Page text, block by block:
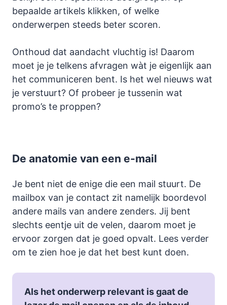
bepaalde artikels klikken, of welke
onderwerpen steeds beter scoren.
Onthoud dat aandacht vluchtig is! Daarom
moet je je telkens afvragen wàt je eigenlijk aan
het communiceren bent. Is het wel nieuws wat
je verstuurt? Of probeer je tussenin wat
promo’s te proppen?
De anatomie van een e-mail
Je bent niet de enige die een mail stuurt. De
mailbox van je contact zit namelijk boordevol
andere mails van andere zenders. Jij bent
slechts eentje uit de velen, daarom moet je
ervoor zorgen dat je goed opvalt. Lees verder
om te zien hoe je dat het best kunt doen.
Als het onderwerp relevant is gaat de